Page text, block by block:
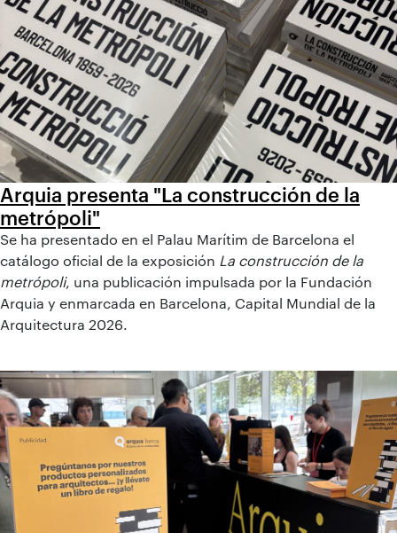
Arquia presenta "La construcción de la
metrópoli"
Se ha presentado en el Palau Marítim de Barcelona el
catálogo oficial de la exposición La construcción de la
metrópoli, una publicación impulsada por la Fundación
Arquia y enmarcada en Barcelona, Capital Mundial de la
Arquitectura 2026.